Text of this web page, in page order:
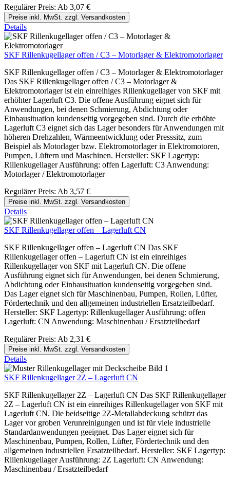
Regulärer Preis: Ab 3,07 €
Preise inkl. MwSt. zzgl. Versandkosten
Details
SKF Rillenkugellager offen / C3 – Motorlager & Elektromotorlager
SKF Rillenkugellager offen / C3 – Motorlager & Elektromotorlager
Das SKF Rillenkugellager offen / C3 – Motorlager &
Elektromotorlager ist ein einreihiges Rillenkugellager von SKF mit
erhöhter Lagerluft C3. Die offene Ausführung eignet sich für
Anwendungen, bei denen Schmierung, Abdichtung oder
Einbausituation kundenseitig vorgegeben sind. Durch die erhöhte
Lagerluft C3 eignet sich das Lager besonders für Anwendungen mit
höheren Drehzahlen, Wärmeentwicklung oder Presssitz, zum
Beispiel als Motorlager bzw. Elektromotorlager in Elektromotoren,
Pumpen, Lüftern und Maschinen. Hersteller: SKF Lagertyp:
Rillenkugellager Ausführung: offen Lagerluft: C3 Anwendung:
Motorlager / Elektromotorlager
Regulärer Preis: Ab 3,57 €
Preise inkl. MwSt. zzgl. Versandkosten
Details
SKF Rillenkugellager offen – Lagerluft CN
SKF Rillenkugellager offen – Lagerluft CN Das SKF
Rillenkugellager offen – Lagerluft CN ist ein einreihiges
Rillenkugellager von SKF mit Lagerluft CN. Die offene
Ausführung eignet sich für Anwendungen, bei denen Schmierung,
Abdichtung oder Einbausituation kundenseitig vorgegeben sind.
Das Lager eignet sich für Maschinenbau, Pumpen, Rollen, Lüfter,
Fördertechnik und den allgemeinen industriellen Ersatzteilbedarf.
Hersteller: SKF Lagertyp: Rillenkugellager Ausführung: offen
Lagerluft: CN Anwendung: Maschinenbau / Ersatzteilbedarf
Regulärer Preis: Ab 2,31 €
Preise inkl. MwSt. zzgl. Versandkosten
Details
SKF Rillenkugellager 2Z – Lagerluft CN
SKF Rillenkugellager 2Z – Lagerluft CN Das SKF Rillenkugellager
2Z – Lagerluft CN ist ein einreihiges Rillenkugellager von SKF mit
Lagerluft CN. Die beidseitige 2Z-Metallabdeckung schützt das
Lager vor groben Verunreinigungen und ist für viele industrielle
Standardanwendungen geeignet. Das Lager eignet sich für
Maschinenbau, Pumpen, Rollen, Lüfter, Fördertechnik und den
allgemeinen industriellen Ersatzteilbedarf. Hersteller: SKF Lagertyp:
Rillenkugellager Ausführung: 2Z Lagerluft: CN Anwendung:
Maschinenbau / Ersatzteilbedarf